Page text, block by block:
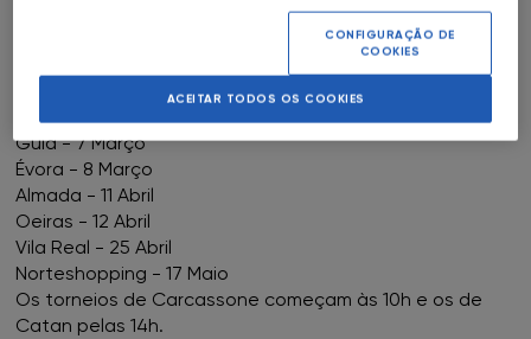
FNAC Braga
FNAC Cascais
FNAC Castelo Branco
FNAC Chiado
Os qualificadores nacionais de Catan e Carcassone
Podem se inscrever e participar nas seguintes lojas:
Guia - 7 Março
Évora - 8 Março
Almada - 11 Abril
Oeiras - 12 Abril
Vila Real - 25 Abril
Norteshopping - 17 Maio
Os torneios de Carcassone começam às 10h e os de
Catan pelas 14h.
CONFIGURAÇÃO DE
COOKIES
ACEITAR TODOS OS COOKIES